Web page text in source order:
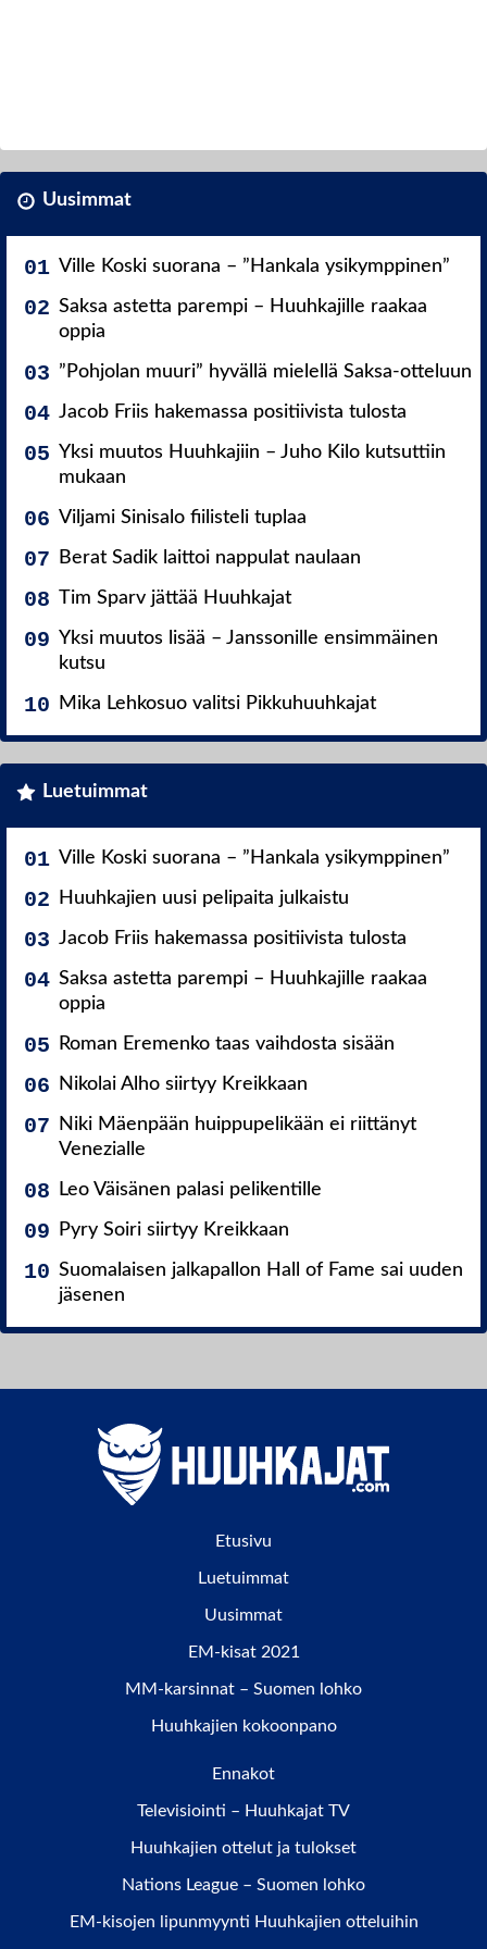
Uusimmat
Ville Koski suorana – ”Hankala ysikymppinen”
Saksa astetta parempi – Huuhkajille raakaa
oppia
”Pohjolan muuri” hyvällä mielellä Saksa-otteluun
Jacob Friis hakemassa positiivista tulosta
Yksi muutos Huuhkajiin – Juho Kilo kutsuttiin
mukaan
Viljami Sinisalo fiilisteli tuplaa
Berat Sadik laittoi nappulat naulaan
Tim Sparv jättää Huuhkajat
Yksi muutos lisää – Janssonille ensimmäinen
kutsu
Mika Lehkosuo valitsi Pikkuhuuhkajat
Luetuimmat
Ville Koski suorana – ”Hankala ysikymppinen”
Huuhkajien uusi pelipaita julkaistu
Jacob Friis hakemassa positiivista tulosta
Saksa astetta parempi – Huuhkajille raakaa
oppia
Roman Eremenko taas vaihdosta sisään
Nikolai Alho siirtyy Kreikkaan
Niki Mäenpään huippupelikään ei riittänyt
Venezialle
Leo Väisänen palasi pelikentille
Pyry Soiri siirtyy Kreikkaan
Suomalaisen jalkapallon Hall of Fame sai uuden
jäsenen
Etusivu
Luetuimmat
Uusimmat
EM-kisat 2021
MM-karsinnat – Suomen lohko
Huuhkajien kokoonpano
Ennakot
Televisiointi – Huuhkajat TV
Huuhkajien ottelut ja tulokset
Nations League – Suomen lohko
EM-kisojen lipunmyynti Huuhkajien otteluihin